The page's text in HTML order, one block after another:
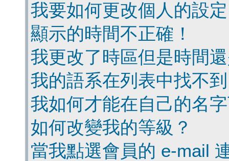
我要如何更改個人的設
顯示的時間不正確！
我更改了時區但是時間
我的語系在列表中找不
我如何才能在自己的名
如何改變我的等級？
當我點選會員的 e-mail